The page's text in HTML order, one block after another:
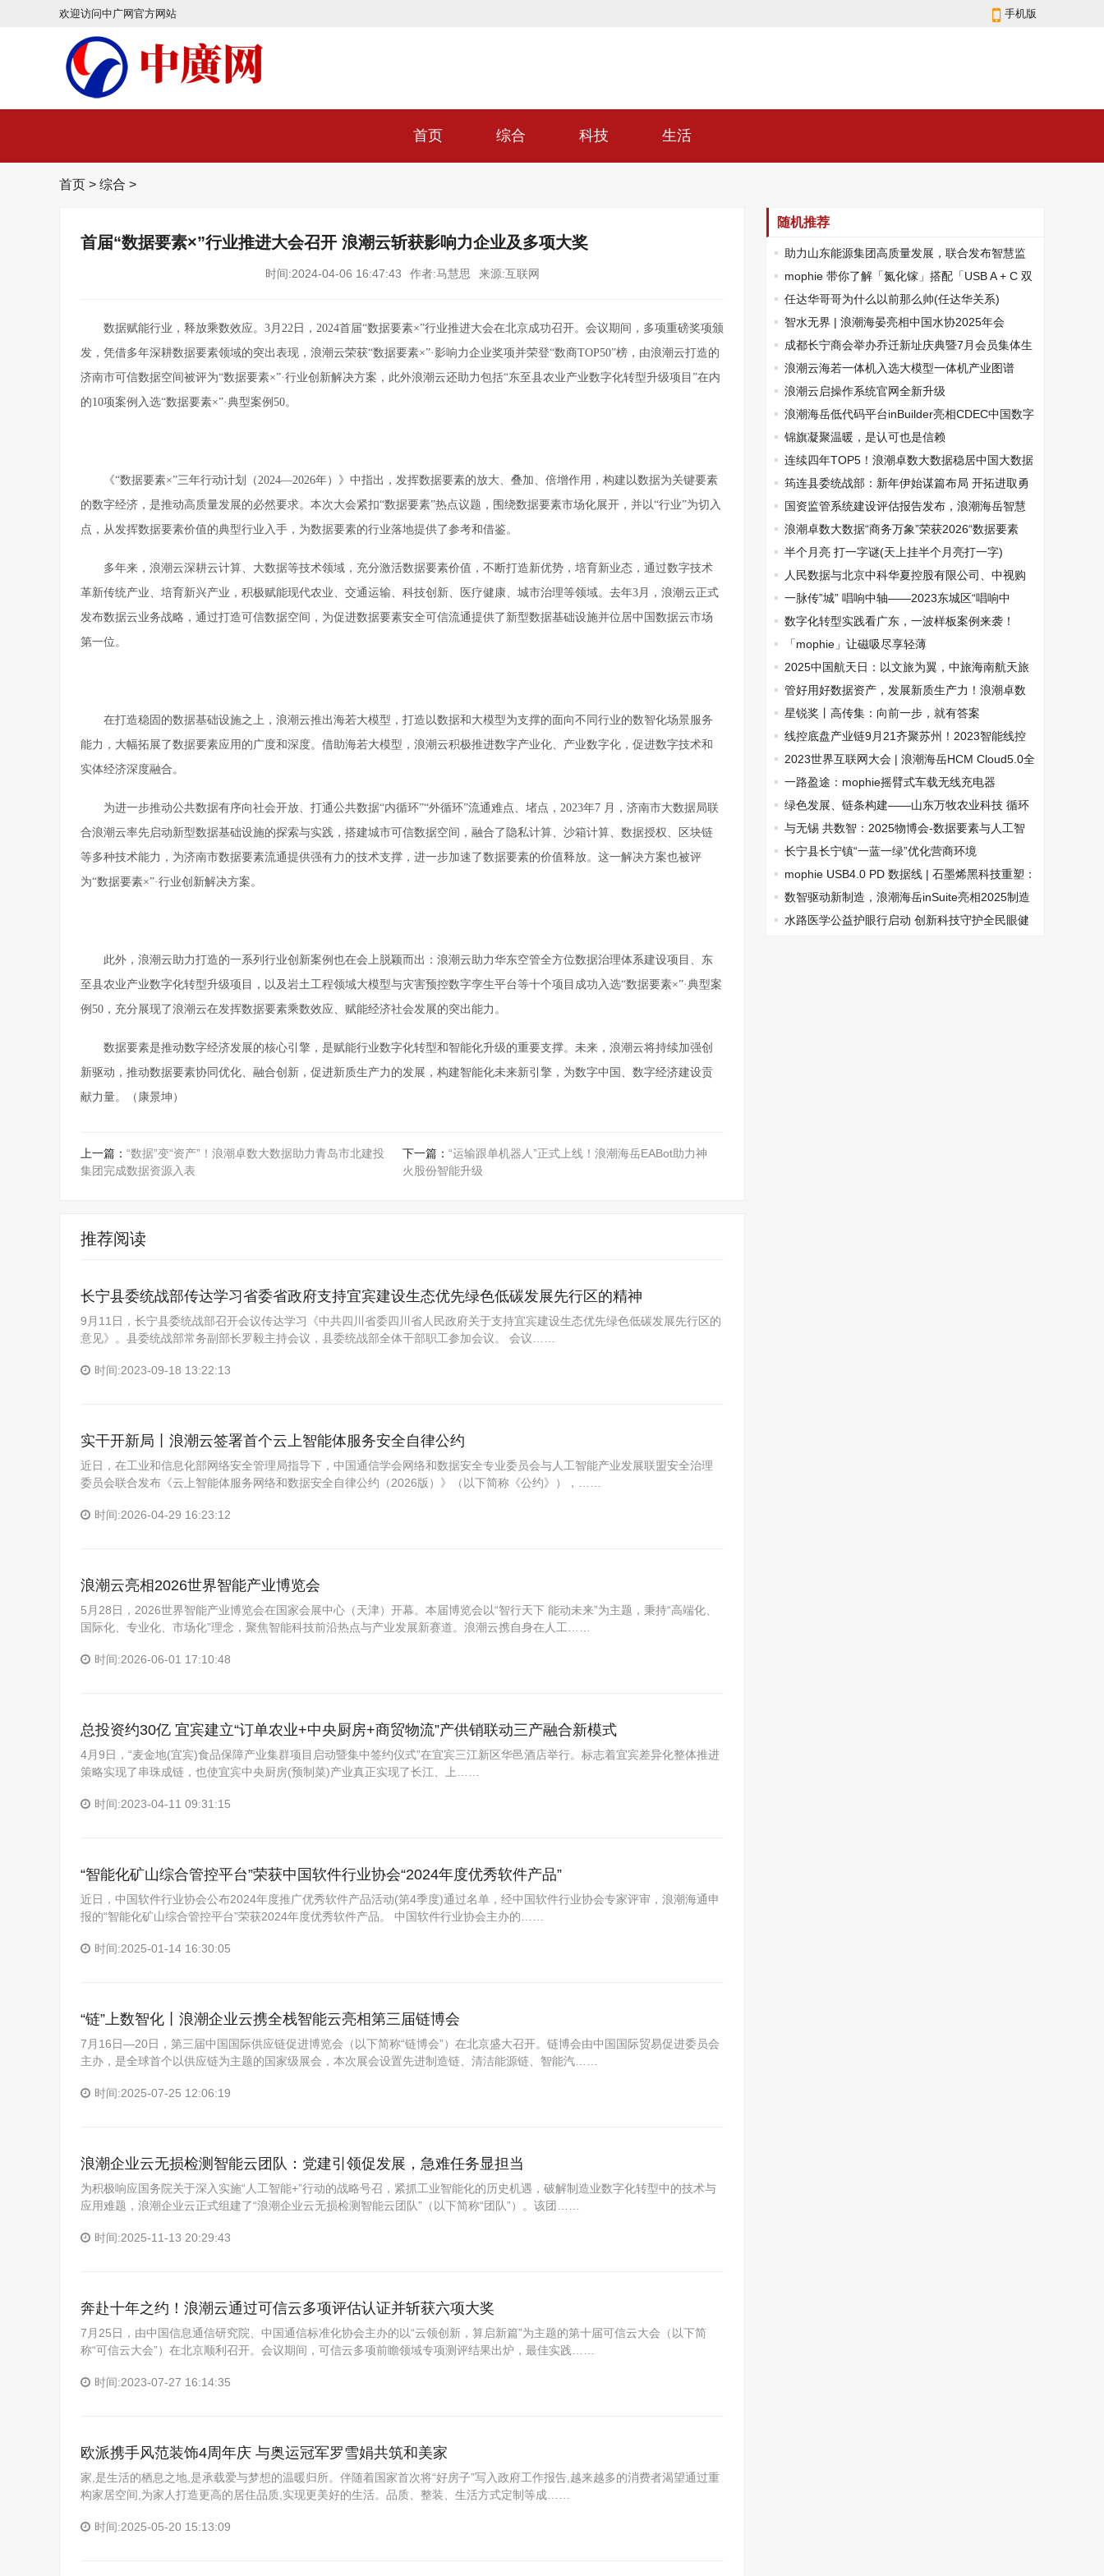
欢迎访问中广网官方网站 手机版
首页 综合 科技 生活
首页 > 综合 >
首届“数据要素×”行业推进大会召开 浪潮云斩获影响力企业及多项大奖
时间:2024-04-06 16:47:43 作者:马慧思 来源:互联网
数据赋能行业，释放乘数效应。3月22日，2024首届“数据要素×”行业推进大会在北京成功召开。会议期间，多项重磅奖项颁
发，凭借多年深耕数据要素领域的突出表现，浪潮云荣获“数据要素×”·影响力企业奖项并荣登“数商TOP50”榜，由浪潮云打造的
济南市可信数据空间被评为“数据要素×”·行业创新解决方案，此外浪潮云还助力包括“东至县农业产业数字化转型升级项目”在内
的10项案例入选“数据要素×”·典型案例50。
《“数据要素×”三年行动计划（2024—2026年）》中指出，发挥数据要素的放大、叠加、倍增作用，构建以数据为关键要素
的数字经济，是推动高质量发展的必然要求。本次大会紧扣“数据要素”热点议题，围绕数据要素市场化展开，并以“行业”为切入
点，从发挥数据要素价值的典型行业入手，为数据要素的行业落地提供了参考和借鉴。
多年来，浪潮云深耕云计算、大数据等技术领域，充分激活数据要素价值，不断打造新优势，培育新业态，通过数字技术
革新传统产业、培育新兴产业，积极赋能现代农业、交通运输、科技创新、医疗健康、城市治理等领域。去年3月，浪潮云正式
发布数据云业务战略，通过打造可信数据空间，为促进数据要素安全可信流通提供了新型数据基础设施并位居中国数据云市场
第一位。
在打造稳固的数据基础设施之上，浪潮云推出海若大模型，打造以数据和大模型为支撑的面向不同行业的数智化场景服务
能力，大幅拓展了数据要素应用的广度和深度。借助海若大模型，浪潮云积极推进数字产业化、产业数字化，促进数字技术和
实体经济深度融合。
为进一步推动公共数据有序向社会开放、打通公共数据“内循环”“外循环”流通难点、堵点，2023年7 月，济南市大数据局联
合浪潮云率先启动新型数据基础设施的探索与实践，搭建城市可信数据空间，融合了隐私计算、沙箱计算、数据授权、区块链
等多种技术能力，为济南市数据要素流通提供强有力的技术支撑，进一步加速了数据要素的价值释放。这一解决方案也被评
为“数据要素×”·行业创新解决方案。
此外，浪潮云助力打造的一系列行业创新案例也在会上脱颖而出：浪潮云助力华东空管全方位数据治理体系建设项目、东
至县农业产业数字化转型升级项目，以及岩土工程领域大模型与灾害预控数字孪生平台等十个项目成功入选“数据要素×”·典型案
例50，充分展现了浪潮云在发挥数据要素乘数效应、赋能经济社会发展的突出能力。
数据要素是推动数字经济发展的核心引擎，是赋能行业数字化转型和智能化升级的重要支撑。未来，浪潮云将持续加强创
新驱动，推动数据要素协同优化、融合创新，促进新质生产力的发展，构建智能化未来新引擎，为数字中国、数字经济建设贡
献力量。（康景坤）
上一篇： “数据”变“资产”！浪潮卓数大数据助力青岛市北建投
集团完成数据资源入表
下一篇： “运输跟单机器人”正式上线！浪潮海岳EABot助力神
火股份智能升级
推荐阅读
长宁县委统战部传达学习省委省政府支持宜宾建设生态优先绿色低碳发展先行区的精神
9月11日，长宁县委统战部召开会议传达学习《中共四川省委四川省人民政府关于支持宜宾建设生态优先绿色低碳发展先行区的
意见》。县委统战部常务副部长罗毅主持会议，县委统战部全体干部职工参加会议。 会议……
时间:2023-09-18 13:22:13
实干开新局丨浪潮云签署首个云上智能体服务安全自律公约
近日，在工业和信息化部网络安全管理局指导下，中国通信学会网络和数据安全专业委员会与人工智能产业发展联盟安全治理
委员会联合发布《云上智能体服务网络和数据安全自律公约（2026版）》（以下简称《公约》），……
时间:2026-04-29 16:23:12
浪潮云亮相2026世界智能产业博览会
5月28日，2026世界智能产业博览会在国家会展中心（天津）开幕。本届博览会以“智行天下 能动未来”为主题，秉持“高端化、
国际化、专业化、市场化”理念，聚焦智能科技前沿热点与产业发展新赛道。浪潮云携自身在人工……
时间:2026-06-01 17:10:48
总投资约30亿 宜宾建立“订单农业+中央厨房+商贸物流”产供销联动三产融合新模式
4月9日，“麦金地(宜宾)食品保障产业集群项目启动暨集中签约仪式”在宜宾三江新区华邑酒店举行。标志着宜宾差异化整体推进
策略实现了串珠成链，也使宜宾中央厨房(预制菜)产业真正实现了长江、上……
时间:2023-04-11 09:31:15
“智能化矿山综合管控平台”荣获中国软件行业协会“2024年度优秀软件产品”
近日，中国软件行业协会公布2024年度推广优秀软件产品活动(第4季度)通过名单，经中国软件行业协会专家评审，浪潮海通申
报的“智能化矿山综合管控平台”荣获2024年度优秀软件产品。 中国软件行业协会主办的……
时间:2025-01-14 16:30:05
“链”上数智化丨浪潮企业云携全栈智能云亮相第三届链博会
7月16日—20日，第三届中国国际供应链促进博览会（以下简称“链博会”）在北京盛大召开。链博会由中国国际贸易促进委员会
主办，是全球首个以供应链为主题的国家级展会，本次展会设置先进制造链、清洁能源链、智能汽……
时间:2025-07-25 12:06:19
浪潮企业云无损检测智能云团队：党建引领促发展，急难任务显担当
为积极响应国务院关于深入实施“人工智能+”行动的战略号召，紧抓工业智能化的历史机遇，破解制造业数字化转型中的技术与
应用难题，浪潮企业云正式组建了“浪潮企业云无损检测智能云团队”（以下简称“团队”）。该团……
时间:2025-11-13 20:29:43
奔赴十年之约！浪潮云通过可信云多项评估认证并斩获六项大奖
7月25日，由中国信息通信研究院、中国通信标准化协会主办的以“云领创新，算启新篇”为主题的第十届可信云大会（以下简
称“可信云大会”）在北京顺利召开。会议期间，可信云多项前瞻领域专项测评结果出炉，最佳实践……
时间:2023-07-27 16:14:35
欧派携手风范装饰4周年庆 与奥运冠军罗雪娟共筑和美家
家,是生活的栖息之地,是承载爱与梦想的温暖归所。伴随着国家首次将“好房子”写入政府工作报告,越来越多的消费者渴望通过重
构家居空间,为家人打造更高的居住品质,实现更美好的生活。品质、整装、生活方式定制等成……
时间:2025-05-20 15:13:09
随机推荐
助力山东能源集团高质量发展，联合发布智慧监
督云解决方案
mophie 带你了解「氮化镓」搭配「USB A + C 双
接口」是怎样一种体验
任达华哥哥为什么以前那么帅(任达华关系)
智水无界 | 浪潮海晏亮相中国水协2025年会
成都长宁商会举办乔迁新址庆典暨7月会员集体生
日会活动
浪潮云海若一体机入选大模型一体机产业图谱
浪潮云启操作系统官网全新升级
浪潮海岳低代码平台inBuilder亮相CDEC中国数字
智能生态大会首站
锦旗凝聚温暖，是认可也是信赖
连续四年TOP5！浪潮卓数大数据稳居中国大数据
市场领导者象限
筠连县委统战部：新年伊始谋篇布局 开拓进取勇
毅前行
国资监管系统建设评估报告发布，浪潮海岳智慧
国资9家客户跻身优秀行列
浪潮卓数大数据“商务万象”荣获2026“数据要素
×”行业创新产品
半个月亮 打一字谜(天上挂半个月亮打一字)
人民数据与北京中科华夏控股有限公司、中视购
物有限公司达成战略合作
一脉传”城” 唱响中轴——2023东城区“唱响中
轴”群众合唱活动在中山音乐堂举行
数字化转型实践看广东，一波样板案例来袭！
「mophie」让磁吸尽享轻薄
2025中国航天日：以文旅为翼，中旅海南航天旅
游擘画向天图强新景致
管好用好数据资产，发展新质生产力！浪潮卓数
大数据、天元征信完成数据资产入表工作
星锐奖丨高传集：向前一步，就有答案
线控底盘产业链9月21齐聚苏州！2023智能线控
底盘大会即将盛大召开！
2023世界互联网大会 | 浪潮海岳HCM Cloud5.0全
新发布
一路盈途：mophie摇臂式车载无线充电器
绿色发展、链条构建——山东万牧农业科技 循环
产业园引领农牧循环养殖新潮流
与无锡 共数智：2025物博会-数据要素与人工智
能创新发展论坛即将启幕
长宁县长宁镇“一蓝一绿”优化营商环境
mophie USB4.0 PD 数据线 | 石墨烯黑科技重塑：
打破传输与充电界限
数智驱动新制造，浪潮海岳inSuite亮相2025制造
业数字化博览会
水路医学公益护眼行启动 创新科技守护全民眼健